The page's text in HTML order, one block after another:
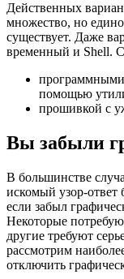
Действенных
множество, но
существует. Даже
временный и Shell.
помощью
прошивкой с
Вы забыли
В большинстве
искомый узор-ответ
если забыл
Некоторые
другие требуют
рассмотрим
отключить